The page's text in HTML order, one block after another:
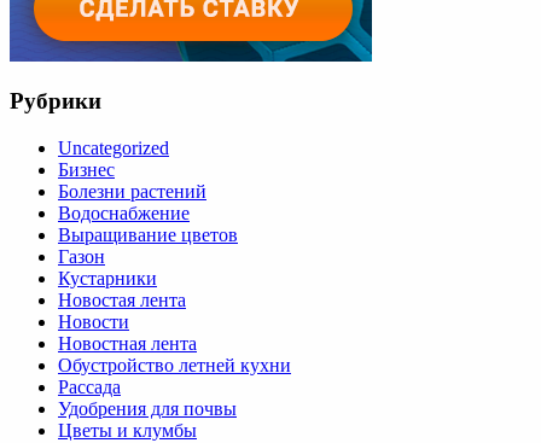
Рубрики
Uncategorized
Бизнес
Болезни растений
Водоснабжение
Выращивание цветов
Газон
Кустарники
Новостая лента
Новости
Новостная лента
Обустройство летней кухни
Рассада
Удобрения для почвы
Цветы и клумбы